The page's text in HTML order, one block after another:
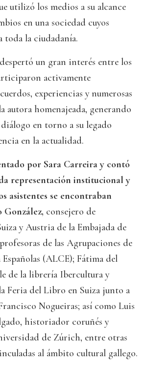
utilizó los medios a su alcance
en una sociedad cuyos
toda la ciudadanía.
un gran interés entre los
activamente
experiencias y numerosas
autora homenajeada, generando
en torno a su legado
en la actualidad.
por Sara Carreira y contó
representación institucional y
asistentes se encontraban
consejero de
y Austria de la Embajada de
de las Agrupaciones de
(ALCE); Fátima del
de la librería Ibercultura y
Feria del Libro en Suiza junto a
Nogueiras; así como Luis
historiador coruñés y
de Zúrich, entre otras
al ámbito cultural gallego.